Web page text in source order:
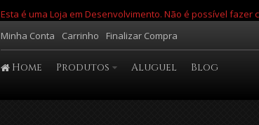
Esta é uma Loja em Desenvolvimento. Não é possível fazer
Minha Conta Carrinho Finalizar Compra
Home Produtos Aluguel Blog